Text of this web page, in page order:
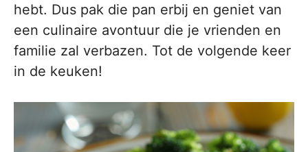
hebt. Dus pak die pan erbij en geniet van
een culinaire avontuur die je vrienden en
familie zal verbazen. Tot de volgende keer
in de keuken!